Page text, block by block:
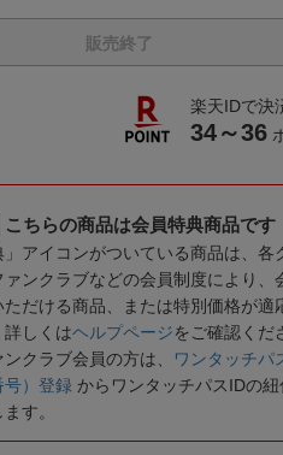
販売終了
楽天IDで決
34～36
こちらの商品は会員特典商品です
」アイコンがついている商品は、各
ァンクラブなどの会員制度により、
ただける商品、または特別価格が適
詳しくはヘルプページをご確認くだ
クラブ会員の方は、
ワンタッチパ
）登録 からワンタッチパスIDの紐
す。